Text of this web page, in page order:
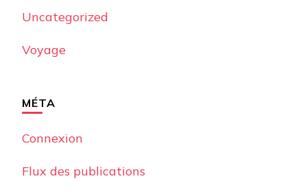
Uncategorized
Voyage
MÉTA
Connexion
Flux des publications